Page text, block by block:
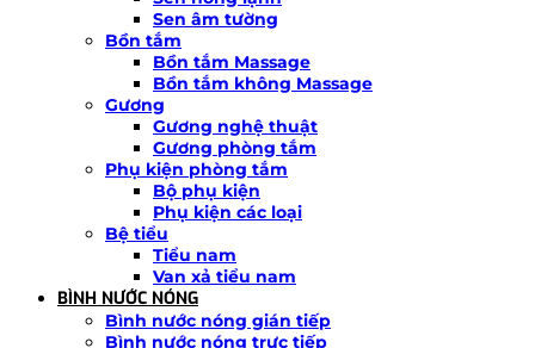
Sen âm tường
Bồn tắm
Bồn tắm Massage
Bồn tắm không Massage
Gương
Gương nghệ thuật
Gương phòng tắm
Phụ kiện phòng tắm
Bộ phụ kiện
Phụ kiện các loại
Bệ tiểu
Tiểu nam
Van xả tiểu nam
BÌNH NƯỚC NÓNG
Bình nước nóng gián tiếp
Bình nước nóng trực tiếp